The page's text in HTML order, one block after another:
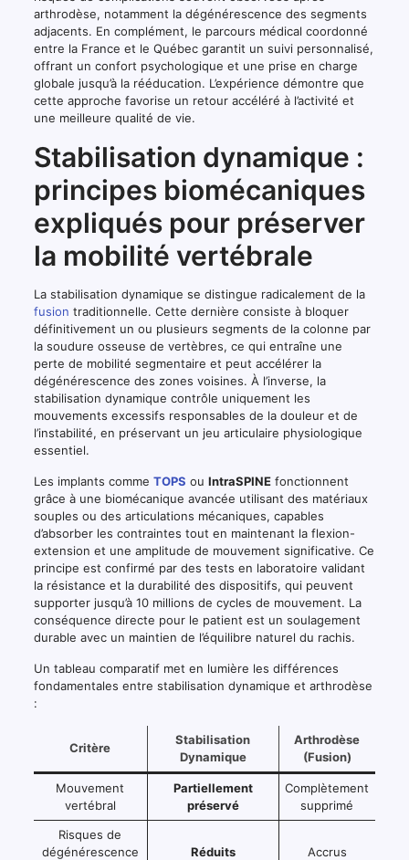
arthrodèse, notamment la dégénérescence des segments
adjacents. En complément, le parcours médical coordonné
entre la France et le Québec garantit un suivi personnalisé,
offrant un confort psychologique et une prise en charge
globale jusqu’à la rééducation. L’expérience démontre que
cette approche favorise un retour accéléré à l’activité et
une meilleure qualité de vie.
Stabilisation dynamique :
principes biomécaniques
expliqués pour préserver
la mobilité vertébrale
La stabilisation dynamique se distingue radicalement de la
fusion traditionnelle. Cette dernière consiste à bloquer
définitivement un ou plusieurs segments de la colonne par
la soudure osseuse de vertèbres, ce qui entraîne une
perte de mobilité segmentaire et peut accélérer la
dégénérescence des zones voisines. À l’inverse, la
stabilisation dynamique contrôle uniquement les
mouvements excessifs responsables de la douleur et de
l’instabilité, en préservant un jeu articulaire physiologique
essentiel.
Les implants comme TOPS ou IntraSPINEfonctionnent
grâce à une biomécanique avancée utilisant des matériaux
souples ou des articulations mécaniques, capables
d’absorber les contraintes tout en maintenant la flexion-
extension et une amplitude de mouvement significative. Ce
principe est confirmé par des tests en laboratoire validant
la résistance et la durabilité des dispositifs, qui peuvent
supporter jusqu’à 10 millions de cycles de mouvement. La
conséquence directe pour le patient est un soulagement
durable avec un maintien de l’équilibre naturel du rachis.
Un tableau comparatif met en lumière les différences
fondamentales entre stabilisation dynamique et arthrodèse
:
Critère
Stabilisation
Dynamique
Arthrodèse
(Fusion)
Mouvement
vertébral
Partiellement
préservé
Complètement
supprimé
Risques de
dégénérescence
Réduits Accrus